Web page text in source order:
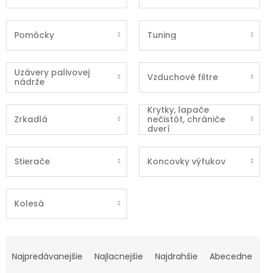
Pomôcky Tuning
Uzávery palivovej
nádrže
Vzduchové filtre
Zrkadlá
Krytky, lapače
nečistôt, chrániče
dverí
Stierače Koncovky výfukov
Kolesá
Najpredávanejšie Najlacnejšie Najdrahšie Abecedne